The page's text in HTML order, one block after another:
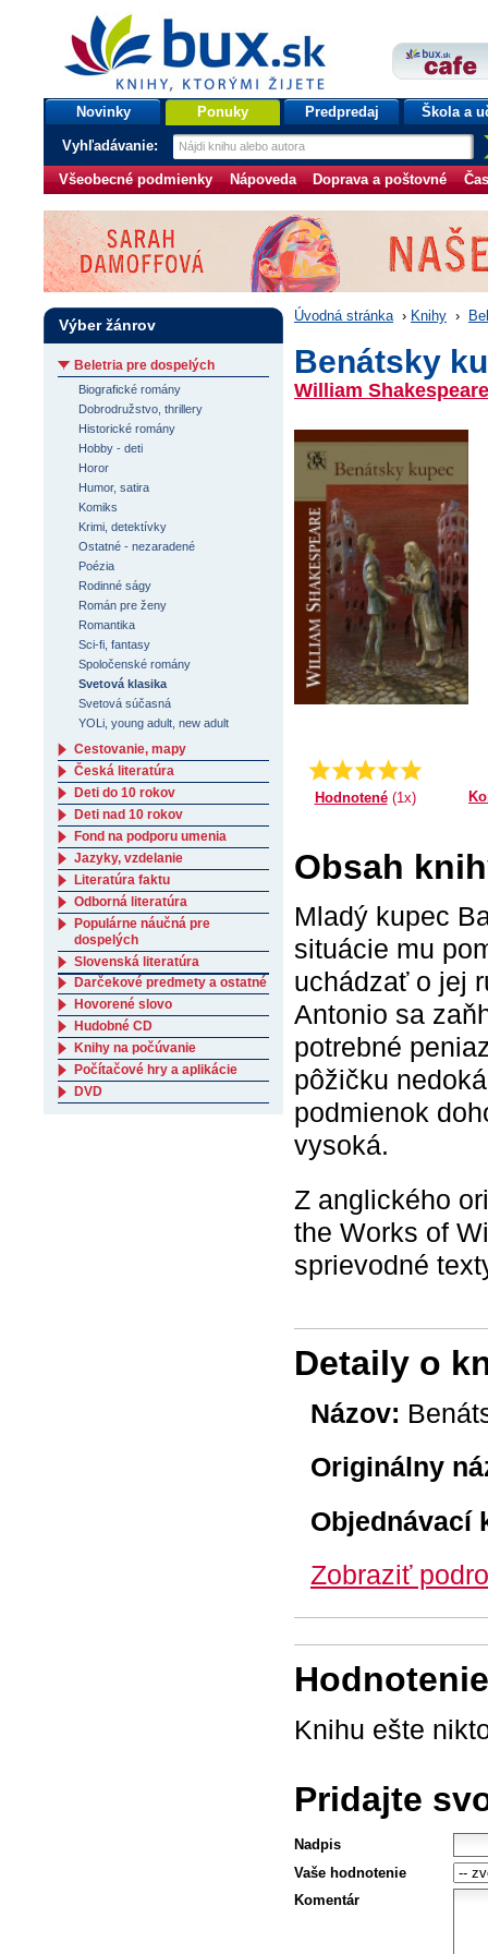
bux.sk
knihy, ktorými žijete
Úvodná stránka
Novinky Ponuky Predpredaj Škola a
Vyhľadávanie:
Všeobecné podmienky Nápoveda Doprava a poštovné
Úvodná stránka › Knihy ›
Benátsky
William Shakespeare
Priemer:
5.0
Hodnotené(1x)
Obsah
Mladý kupec
situácie mu
uchádzať o jej
Antonio sa
potrebné
pôžičku
podmienok
vysoká.
Z anglického
the Works of
sprievodné
Detaily o
Názov:
Originálny
Objednávací
Zobraziť
Knihu ešte
Pridajte
Nadpis
Vaše hodnotenie
Komentár
Výber žánrov
Beletria pre dospelých
Biografické romány
Dobrodružstvo, thrillery
Historické romány
Hobby - deti
Horor
Humor, satira
Komiks
Krimi, detektívky
Ostatné - nezaradené
Poézia
Rodinné ságy
Román pre ženy
Romantika
Sci-fi, fantasy
Spoločenské romány
Svetová klasika
Svetová súčasná
YOLi, young adult, new adult
Cestovanie, mapy
Česká literatúra
Deti do 10 rokov
Deti nad 10 rokov
Fond na podporu umenia
Jazyky, vzdelanie
Literatúra faktu
Odborná literatúra
Populárne náučná pre
dospelých
Slovenská literatúra
Darčekové predmety a ostatné
Hovorené slovo
Hudobné CD
Knihy na počúvanie
Počítačové hry a aplikácie
DVD